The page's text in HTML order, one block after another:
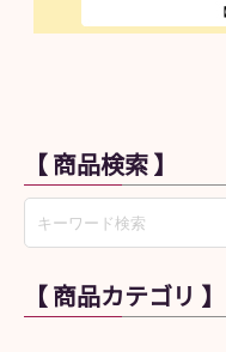
【 商品検索 】
【 商品カテゴリ 】